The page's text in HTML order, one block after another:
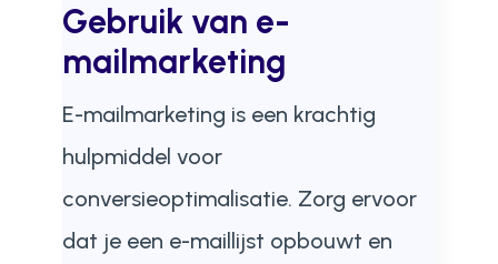
Gebruik van e-
mailmarketing
E-mailmarketing is een krachtig
hulpmiddel voor
conversieoptimalisatie. Zorg ervoor
dat je een e-maillijst opbouwt en